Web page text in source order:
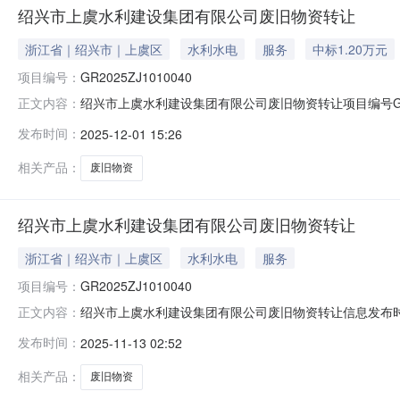
绍兴市上虞水利建设集团有限公司废旧物资转让
浙江省｜绍兴市｜上虞区 水利水电 服务
中标1.20万元
项目编号： GR2025ZJ1010040
正文内容： 绍兴市上虞水利建设集团有限公司废旧物资转让项目编
发布时间： 2025-12-01 15:26
相关产品：
废旧物资
绍兴市上虞水利建设集团有限公司废旧物资转让
浙江省｜绍兴市｜上虞区 水利水电
服务
项目编号： GR2025ZJ1010040
正文内容： 绍兴市上虞水利建设集团有限公司废旧物资转让信息发
具有完全民事行为能力的自然人；2.国家法律法规有特
发布时间： 2025-11-13 02:52
相关产品：
废旧物资